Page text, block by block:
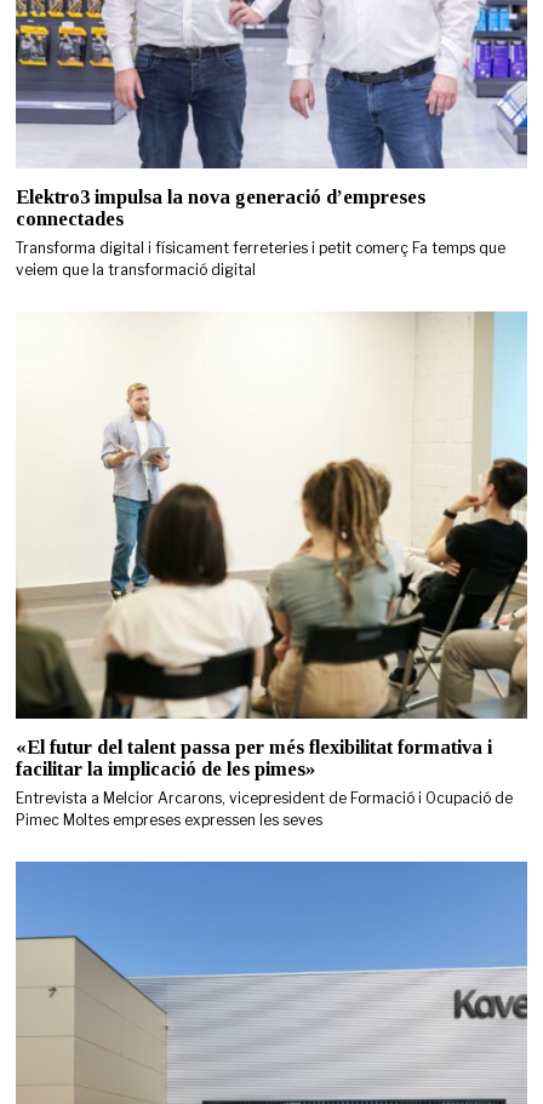
Elektro3 impulsa la nova generació d’empreses
connectades
Transforma digital i físicament ferreteries i petit comerç Fa temps que
veiem que la transformació digital
«El futur del talent passa per més flexibilitat formativa i
facilitar la implicació de les pimes»
Entrevista a Melcior Arcarons, vicepresident de Formació i Ocupació de
Pimec Moltes empreses expressen les seves